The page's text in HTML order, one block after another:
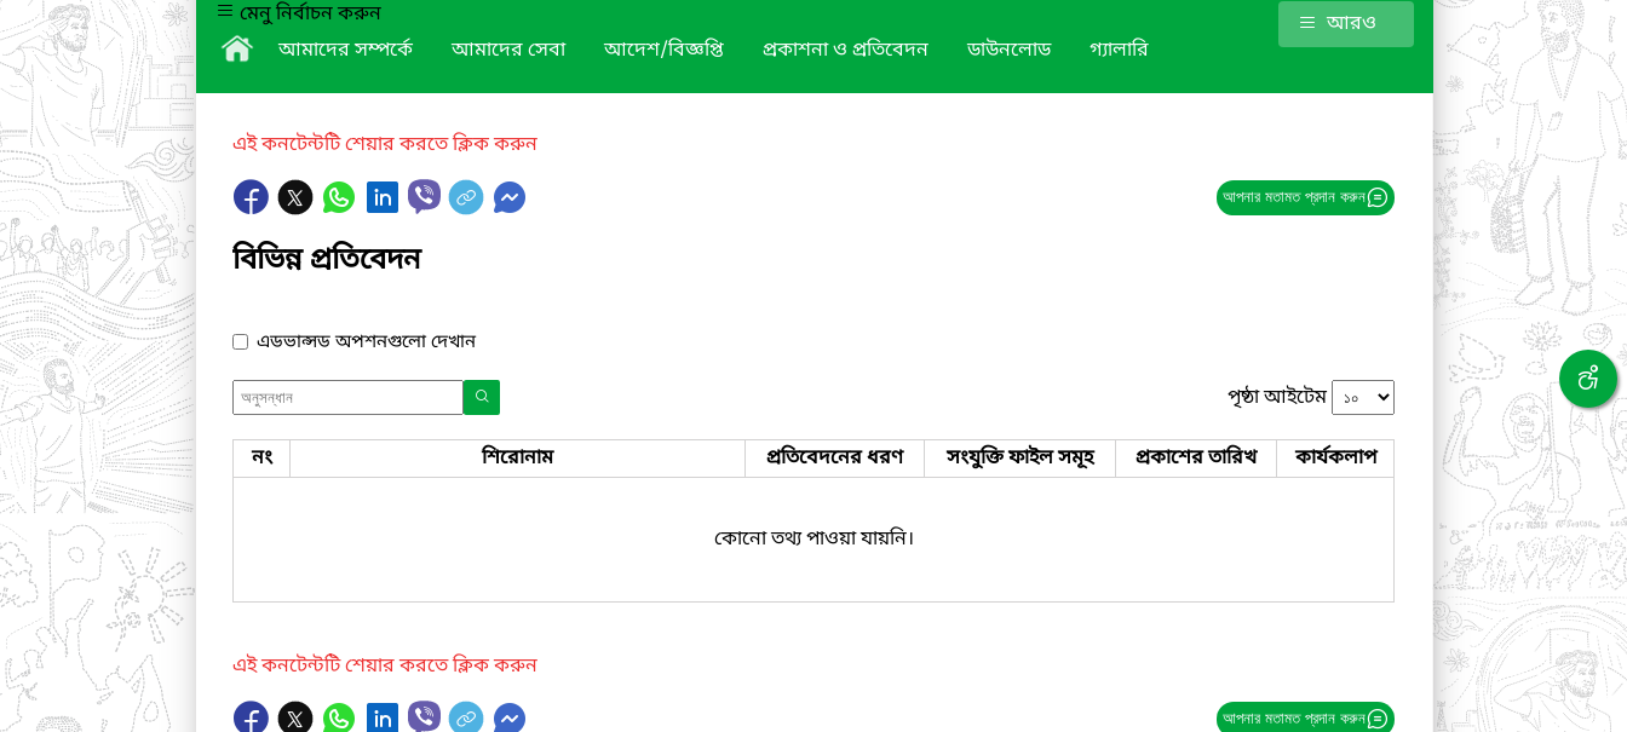
মেনু নির্বাচন করুন
আমাদের সম্পর্কে
আমাদের সেবা আদেশ/বিজ্ঞপ্তি প্রকাশনা ও প্রতিবেদন ডাউনলোড গ্যালারি
আরও
এই কনটেন্টটি শেয়ার করতে ক্লিক করুন
আপনার মতামত প্রদান করুন
বিভিন্ন প্রতিবেদন
এডভান্সড অপশনগুলো দেখান
পৃষ্ঠা আইটেম
নং শিরোনাম প্রতিবেদনের ধরণ সংযুক্তি ফাইল সমূহ প্রকাশের তারিখ কার্যকলাপ
কোনো তথ্য পাওয়া যায়নি।
এই কনটেন্টটি শেয়ার করতে ক্লিক করুন
আপনার মতামত প্রদান করুন